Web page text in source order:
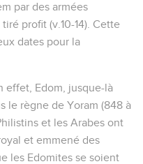
par des armées
profit (v.10-14). Cette
dates pour la
effet, Edom, jusque-là
le règne de Yoram (848 à
et les Arabes ont
et emmené des
les Edomites se soient